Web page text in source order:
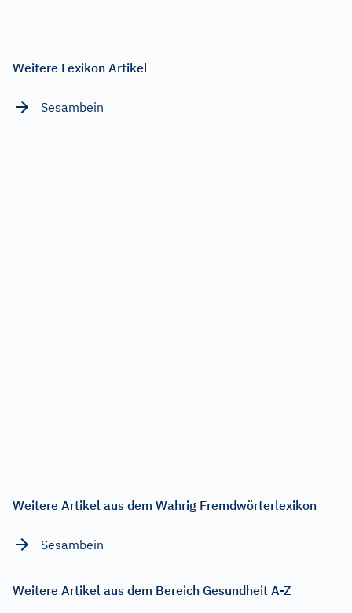
Weitere Lexikon Artikel
Sesambein
Weitere Artikel aus dem Wahrig Fremdwörterlexikon
Sesambein
Weitere Artikel aus dem Bereich Gesundheit A-Z